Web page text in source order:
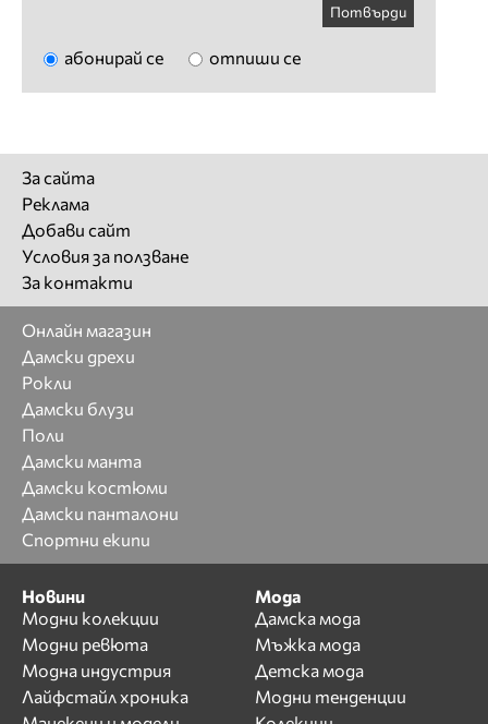
Потвърди
абонирай се отпиши се
За сайта
Реклама
Добави сайт
Условия за ползване
За контакти
Онлайн магазин
Дамски дрехи
Рокли
Дамски блузи
Поли
Дамски манта
Дамски костюми
Дамски панталони
Спортни екипи
Новини
Модни колекции
Модни ревюта
Модна индустрия
Лайфстайл хроника
Мода
Дамска мода
Мъжка мода
Детска мода
Модни тенденции